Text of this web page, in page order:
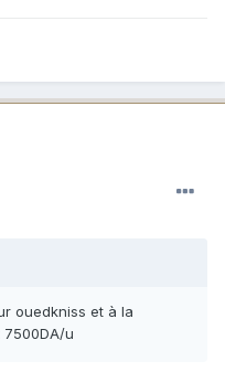
ouedkniss et à la
u